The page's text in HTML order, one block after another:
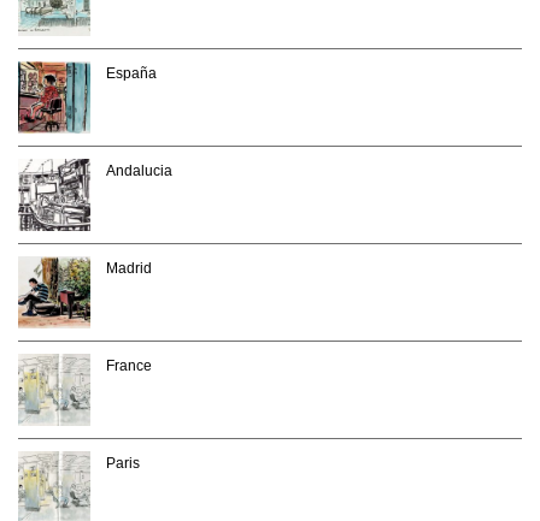
España
Andalucia
Madrid
France
Paris